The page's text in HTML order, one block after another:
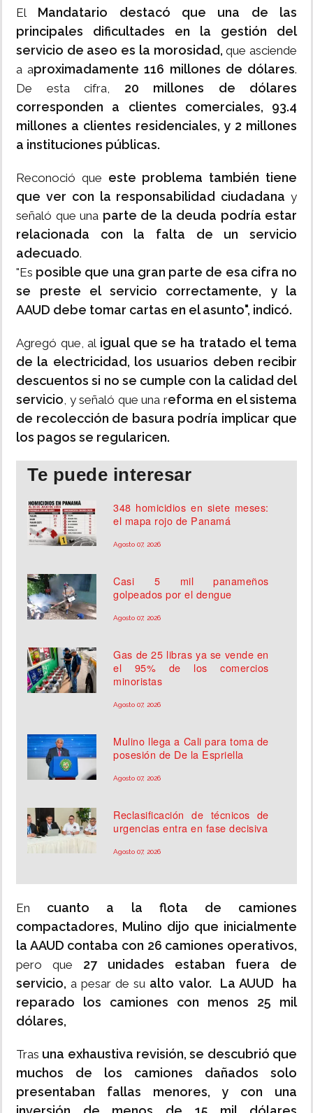
El Mandatario destacó que una de las
principales dificultades en la gestión del
servicio de aseo es la morosidad,que asciende
a aproximadamente 116 millones de dólares.
De esta cifra, 20 millones de dólares
corresponden a clientes comerciales, 93.4
millones a clientes residenciales, y 2 millones
a instituciones públicas.
Reconoció que este problema también tiene
que ver con la responsabilidad ciudadana y
señaló que una parte de la deuda podría estar
relacionada con la falta de un servicio
adecuado.
"Es posible que una gran parte de esa cifra no
se preste el servicio correctamente, y la
AAUD debe tomar cartas en el asunto", indicó.
Agregó que, al igual que se ha tratado el tema
de la electricidad, los usuarios deben recibir
descuentos si no se cumple con la calidad del
servicio, y señaló que una reforma en el sistema
de recolección de basura podría implicar que
los pagos se regularicen.
Te puede interesar
348 homicidios en siete meses:
el mapa rojo de Panamá
Agosto 07, 2026
Casi 5 mil panameños
golpeados por el dengue
Agosto 07, 2026
Gas de 25 libras ya se vende en
el 95% de los comercios
minoristas
Agosto 07, 2026
Mulino llega a Cali para toma de
posesión de De la Espriella
Agosto 07, 2026
Reclasificación de técnicos de
urgencias entra en fase decisiva
Agosto 07, 2026
En cuanto a la flota de camiones
compactadores, Mulino dijo que inicialmente
la AAUD contaba con 26 camiones operativos,
pero que 27 unidades estaban fuera de
servicio, a pesar de su alto valor. La AUUD ha
reparado los camiones con menos 25 mil
dólares,
Tras una exhaustiva revisión, se descubrió que
muchos de los camiones dañados solo
presentaban fallas menores, y con una